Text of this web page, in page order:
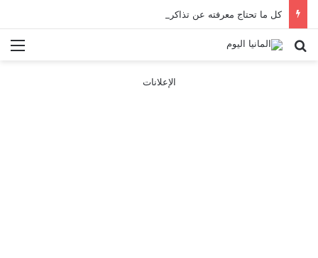
كل ما تحتاج معرفته عن تذاكر ووسائل النقل في باريس 2025
بحث عن
الإعلانات